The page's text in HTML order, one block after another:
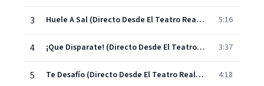
3 Huele A Sal (Directo Desde El Teatro Real/2012/Alegrías) 5:16
4 ¡Que Disparate! (Directo Desde El Teatro Real / 2012 / Bulería De Cádiz) 3:37
5 Te Desafío (Directo Desde El Teatro Real/2012/Fandangos Por Soleá) 4:18